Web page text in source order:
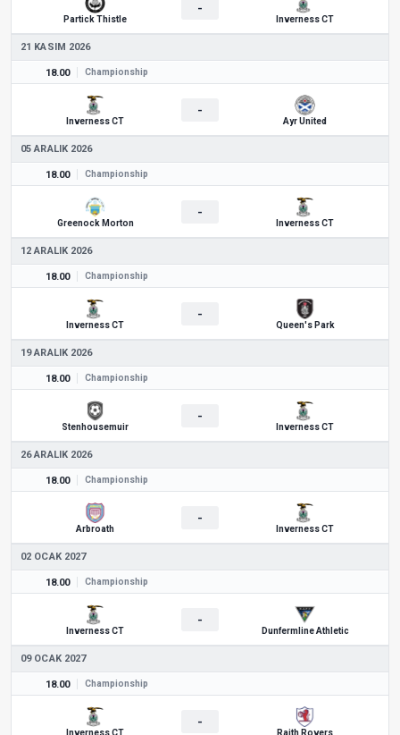
Partick Thistle
-
Inverness CT
21 KASIM 2026
18.00 Championship
Inverness CT
-
Ayr United
05 ARALIK 2026
18.00 Championship
Greenock Morton
-
Inverness CT
12 ARALIK 2026
18.00 Championship
Inverness CT
-
Queen's Park
19 ARALIK 2026
18.00 Championship
Stenhousemuir
-
Inverness CT
26 ARALIK 2026
18.00 Championship
Arbroath
-
Inverness CT
02 OCAK 2027
18.00 Championship
Inverness CT
-
Dunfermline Athletic
09 OCAK 2027
18.00 Championship
Inverness CT
-
Raith Rovers